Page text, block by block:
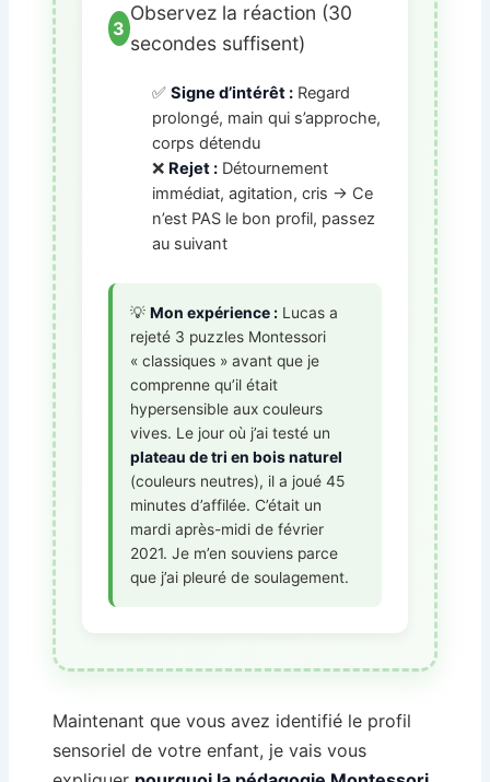
3
Observez la réaction (30
secondes suffisent)
✅ Signe d’intérêt :Regard
prolongé, main qui s’approche,
corps détendu
❌ Rejet :Détournement
immédiat, agitation, cris → Ce
n’est PAS le bon profil, passez
au suivant
💡 Mon expérience :Lucas a
rejeté 3 puzzles Montessori
« classiques » avant que je
comprenne qu’il était
hypersensible aux couleurs
vives. Le jour où j’ai testé un
plateau de tri en bois naturel
(couleurs neutres), il a joué 45
minutes d’affilée. C’était un
mardi après-midi de février
2021. Je m’en souviens parce
que j’ai pleuré de soulagement.
Maintenant que vous avez identifié le profil
sensoriel de votre enfant, je vais vous